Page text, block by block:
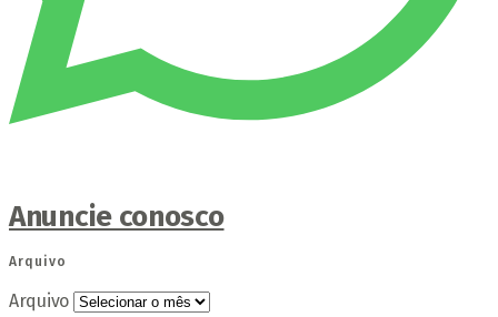
Anuncie conosco
Arquivo
Arquivo